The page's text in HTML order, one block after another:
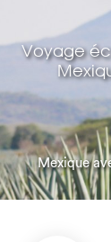
Voyage
Mexique